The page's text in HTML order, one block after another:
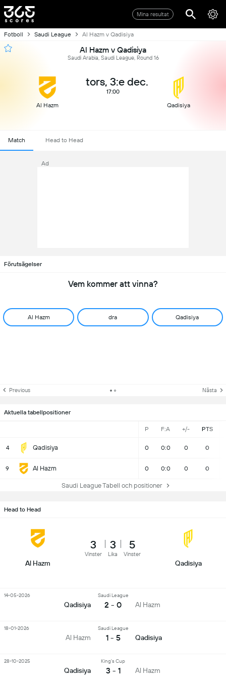
Mina resultat
Fotboll Saudi League Al Hazm v Qadisiya
Al Hazm v Qadisiya
Saudi Arabia, Saudi League, Round 16
Al Hazm
tors, 3:e dec.
17:00
Qadisiya
Match Head to Head
Ad
Förutsägelser
Vem kommer att vinna?
Al Hazm dra Qadisiya
Previous Nästa
Aktuella tabellpositioner
P F:A +/- PTS
4 Qadisiya 0 0:0 0 0
9 Al Hazm 0 0:0 0 0
Saudi League Tabell och positioner
Head to Head
Al Hazm
3
Vinster
3
Lika
5
Vinster
Qadisiya
Qadisiya
Saudi League
2 - 0 Al Hazm
14-05-2026
Al Hazm
Saudi League
1 - 5 Qadisiya
18-01-2026
Qadisiya
King's Cup
3 - 1 Al Hazm
28-10-2025